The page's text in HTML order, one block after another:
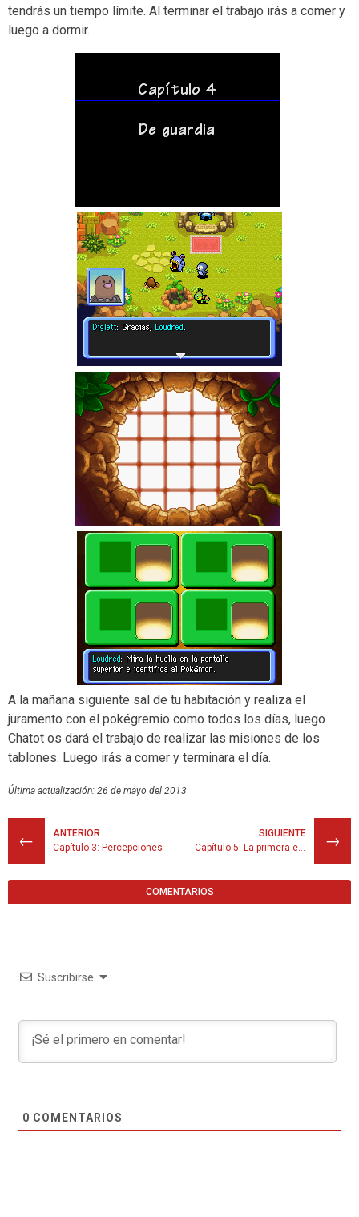
tendrás un tiempo límite. Al terminar el trabajo irás a comer y
luego a dormir.
A la mañana siguiente sal de tu habitación y realiza el
juramento con el pokégremio como todos los días, luego
Chatot os dará el trabajo de realizar las misiones de los
tablones. Luego irás a comer y terminara el día.
Última actualización: 26 de mayo del 2013
←
ANTERIOR
Capítulo 3: Percepciones
→
SIGUIENTE
Capítulo 5: La primera exploración oficial
COMENTARIOS
Suscribirse
0 COMENTARIOS